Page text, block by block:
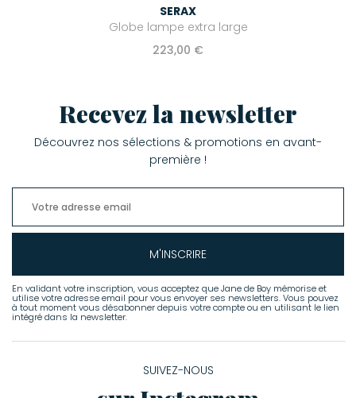
SERAX
Globe lampe extra large
223,00 €
Recevez la newsletter
Découvrez nos sélections & promotions en avant-
première !
M'INSCRIRE
En validant votre inscription, vous acceptez que Jane de Boy mémorise et
utilise votre adresse email pour vous envoyer ses newsletters. Vous pouvez
à tout moment vous désabonner depuis votre compte ou en utilisant le lien
intégré dans la newsletter.
SUIVEZ-NOUS